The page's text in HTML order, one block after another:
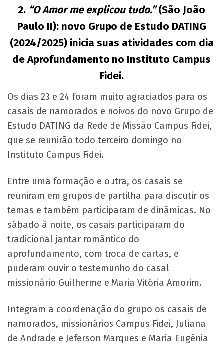
2. “O Amor me explicou tudo.”(São João
Paulo II): novo Grupo de Estudo DATING
(2024/2025) inicia suas atividades com dia
de Aprofundamento no Instituto Campus
Fidei.
Os dias 23 e 24 foram muito agraciados para os
casais de namorados e noivos do novo Grupo de
Estudo DATING da Rede de Missão Campus Fidei,
que se reunirão todo terceiro domingo no
Instituto Campus Fidei.
Entre uma formação e outra, os casais se
reuniram em grupos de partilha para discutir os
temas e também participaram de dinâmicas. No
sábado à noite, os casais participaram do
tradicional jantar romântico do
aprofundamento, com troca de cartas, e
puderam ouvir o testemunho do casal
missionário Guilherme e Maria Vitória Amorim.
Integram a coordenação do grupo os casais de
namorados, missionários Campus Fidei, Juliana
de Andrade e Jeferson Marques e Maria Eugênia